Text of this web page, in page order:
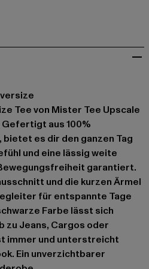
Tee von Mister Tee Upscale
Gefertigt aus 100%
es dir den ganzen Tag
und eine lässig weite
garantiert.
und die kurzen Ärmel
für entspannte Tage
Farbe lässt sich
zu Jeans, Cargos oder
immer und unterstreicht
Ein unverzichtbarer